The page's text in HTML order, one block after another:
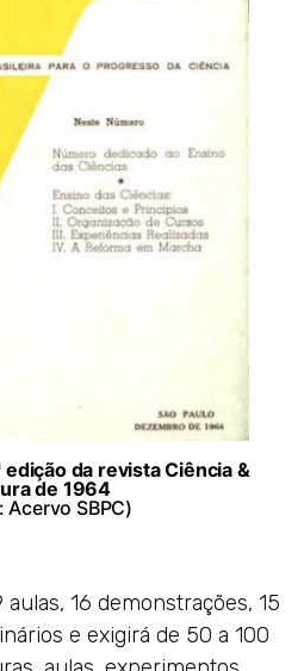
edição da revista Ciência &
de 1964
Acervo SBPC)
16 demonstrações, 15
e exigirá de 50 a 100